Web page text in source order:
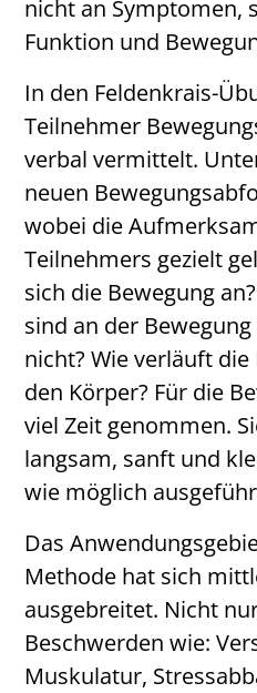
nicht an Symptomen,
Funktion und
In den Feldenkrais-
Teilnehmer
verbal vermittelt.
neuen
wobei die
Teilnehmers gezielt
sich die Bewegung
sind an der
nicht? Wie verläuft
den Körper? Für die
viel Zeit genommen.
langsam, sanft und
wie möglich
Das
Methode hat sich
ausgebreitet. Nicht
Beschwerden wie:
Muskulatur,